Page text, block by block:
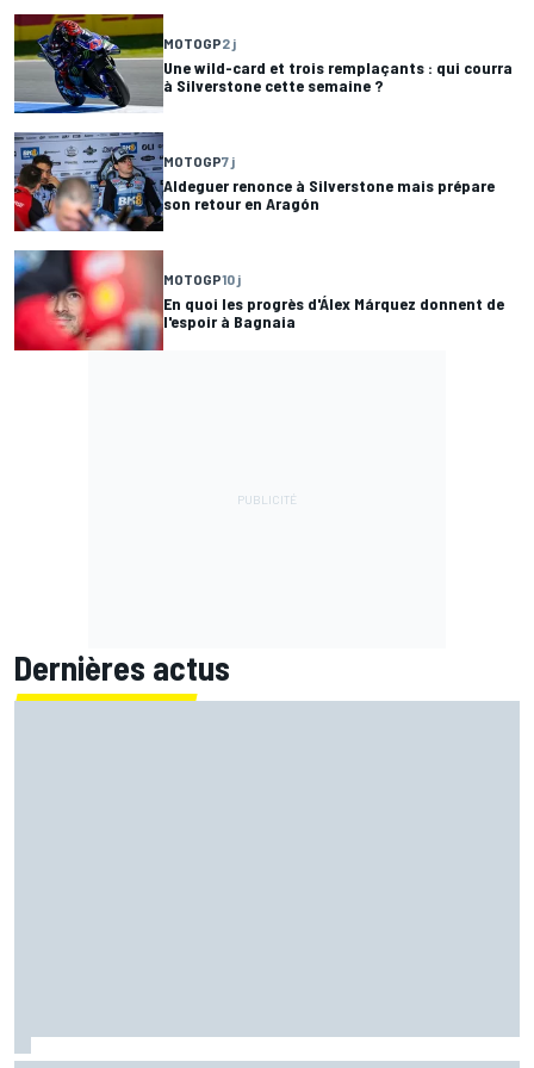
MOTOGP2 j
Une wild-card et trois remplaçants : qui courra
à Silverstone cette semaine ?
MOTOGP7 j
Aldeguer renonce à Silverstone mais prépare
son retour en Aragón
MOTOGP10 j
En quoi les progrès d'Álex Márquez donnent de
l'espoir à Bagnaia
Dernières actus